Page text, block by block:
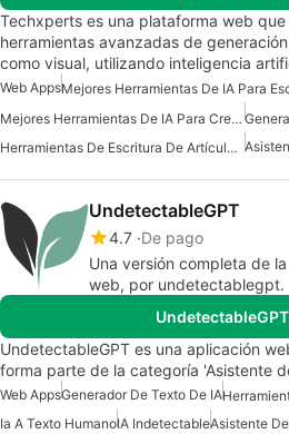
Techxperts es una plataforma web
herramientas avanzadas de
como visual, utilizando inteligencia
Web Apps
Mejores Herramientas De IA Para Creadores De Contenido
Herramientas De Escritura De Artículos De IA
UndetectableGPT
4.7 De pago
Una versión completa de
web, por undetectablegpt.
UndetectableGPT es una aplicación
forma parte de la categoría 'Asistente
Web AppsGenerador De Texto De IA
Ia A Texto HumanoIA IndetectableAsistente